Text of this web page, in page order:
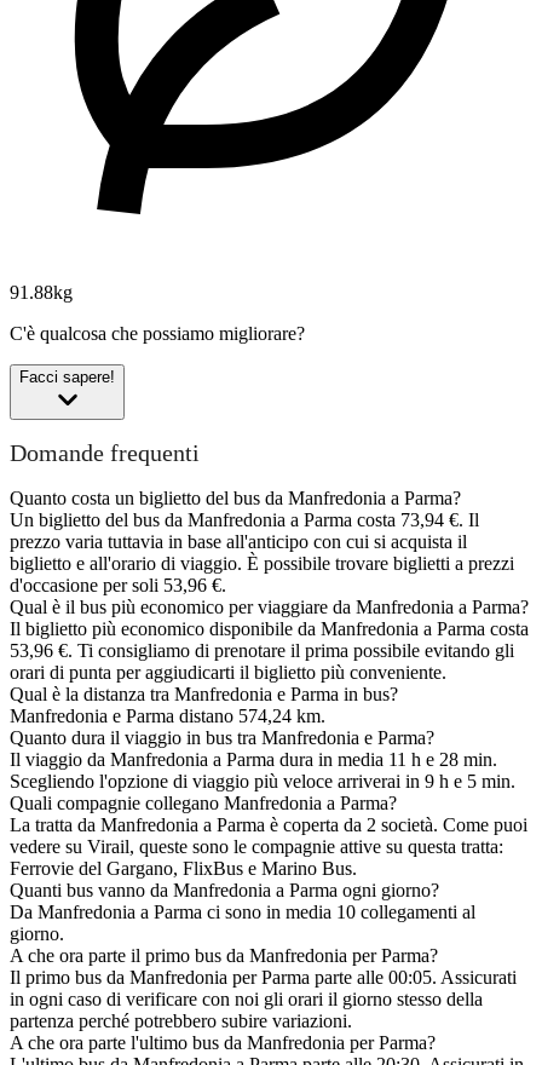
91.88kg
C'è qualcosa che possiamo migliorare?
Facci sapere!
Domande frequenti
Quanto costa un biglietto del bus da Manfredonia a Parma?
Un biglietto del bus da Manfredonia a Parma costa 73,94 €. Il
prezzo varia tuttavia in base all'anticipo con cui si acquista il
biglietto e all'orario di viaggio. È possibile trovare biglietti a prezzi
d'occasione per soli 53,96 €.
Qual è il bus più economico per viaggiare da Manfredonia a Parma?
Il biglietto più economico disponibile da Manfredonia a Parma costa
53,96 €. Ti consigliamo di prenotare il prima possibile evitando gli
orari di punta per aggiudicarti il biglietto più conveniente.
Qual è la distanza tra Manfredonia e Parma in bus?
Manfredonia e Parma distano 574,24 km.
Quanto dura il viaggio in bus tra Manfredonia e Parma?
Il viaggio da Manfredonia a Parma dura in media 11 h e 28 min.
Scegliendo l'opzione di viaggio più veloce arriverai in 9 h e 5 min.
Quali compagnie collegano Manfredonia a Parma?
La tratta da Manfredonia a Parma è coperta da 2 società. Come puoi
vedere su Virail, queste sono le compagnie attive su questa tratta:
Ferrovie del Gargano, FlixBus e Marino Bus.
Quanti bus vanno da Manfredonia a Parma ogni giorno?
Da Manfredonia a Parma ci sono in media 10 collegamenti al
giorno.
A che ora parte il primo bus da Manfredonia per Parma?
Il primo bus da Manfredonia per Parma parte alle 00:05. Assicurati
in ogni caso di verificare con noi gli orari il giorno stesso della
partenza perché potrebbero subire variazioni.
A che ora parte l'ultimo bus da Manfredonia per Parma?